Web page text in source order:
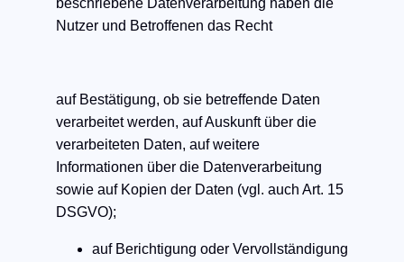
beschriebene Datenverarbeitung haben die
Nutzer und Betroffenen das Recht
auf Bestätigung, ob sie betreffende Daten
verarbeitet werden, auf Auskunft über die
verarbeiteten Daten, auf weitere
Informationen über die Datenverarbeitung
sowie auf Kopien der Daten (vgl. auch Art. 15
DSGVO);
auf Berichtigung oder Vervollständigung